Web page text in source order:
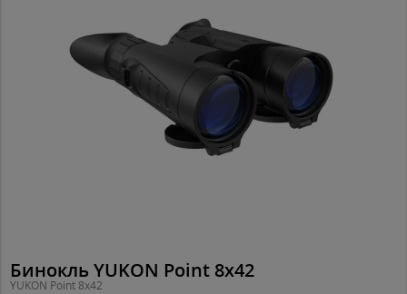
Бинокль YUKON Point 8x42
YUKON Point 8x42